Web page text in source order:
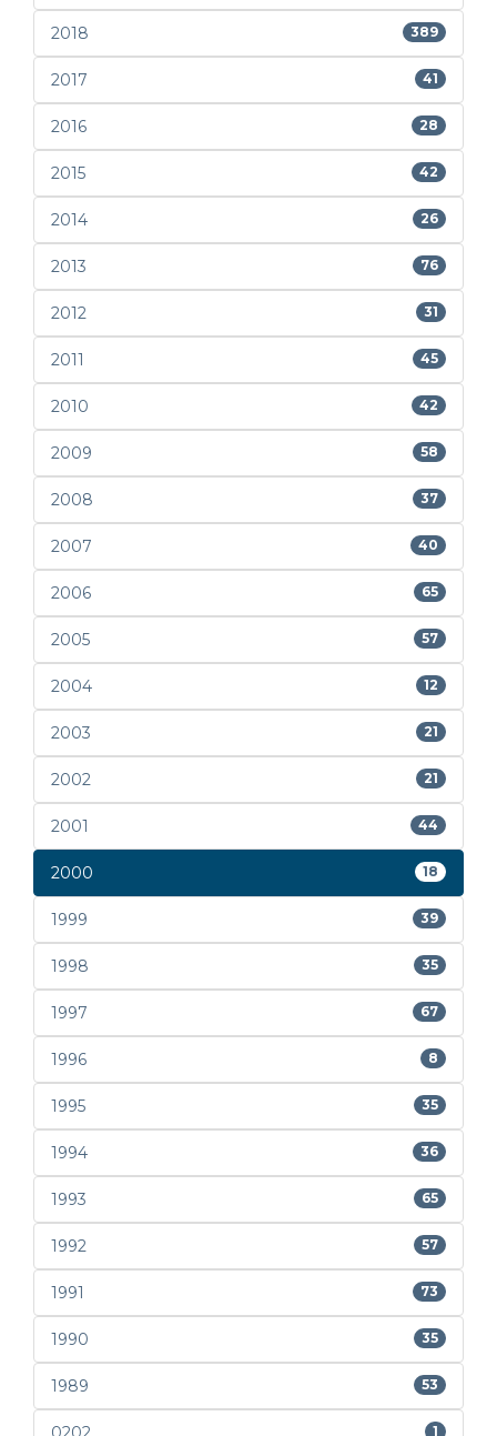
2018 389
2017 41
2016 28
2015 42
2014 26
2013 76
2012 31
2011 45
2010 42
2009 58
2008 37
2007 40
2006 65
2005 57
2004 12
2003 21
2002 21
2001 44
2000 18
1999 39
1998 35
1997 67
1996 8
1995 35
1994 36
1993 65
1992 57
1991 73
1990 35
1989 53
1